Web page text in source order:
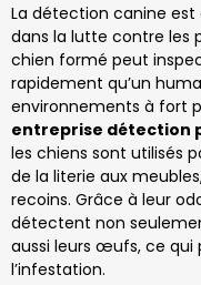
La détection canine
dans la lutte contre les
chien formé peut
rapidement qu’un
environnements à fort
entreprise détection
les chiens sont utilisés
de la literie aux
recoins. Grâce à leur
détectent non
aussi leurs œufs, ce
l’infestation.